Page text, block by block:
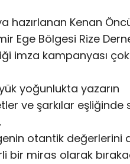
hazırlanan Kenan
Ege Bölgesi Rize
imza kampanyası
yoğunlukta yazarın
ve şarkılar eşliğinde
otantik değerlerini
bir miras olarak